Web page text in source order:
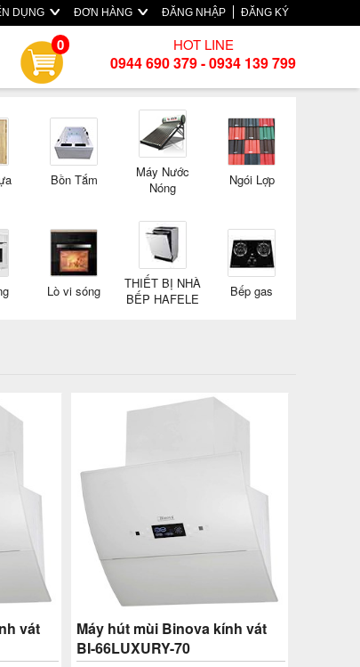
DỤNG ĐƠN HÀNG ĐĂNG NHẬP ĐĂNG KÝ
0 HOT LINE
0944 690 379 - 0934 139 799
Bồn Tắm
Máy Nước
Nóng
Ngói Lợp
Lò vi sóng
THIẾT BỊ NHÀ
BẾP HAFELE
Bếp gas
vát
Máy hút mùi Binova kính vát
BI-66LUXURY-70